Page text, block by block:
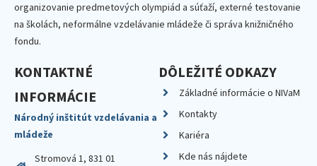
organizovanie predmetových olympiád a súťaží, externé testovanie
na školách, neformálne vzdelávanie mládeže či správa knižničného
fondu.
KONTAKTNÉ
INFORMÁCIE
Národný inštitút vzdelávania a
mládeže
Stromová 1, 831 01
DÔLEŽITÉ ODKAZY
Základné informácie o NIVaM
Kontakty
Kariéra
Kde nás nájdete